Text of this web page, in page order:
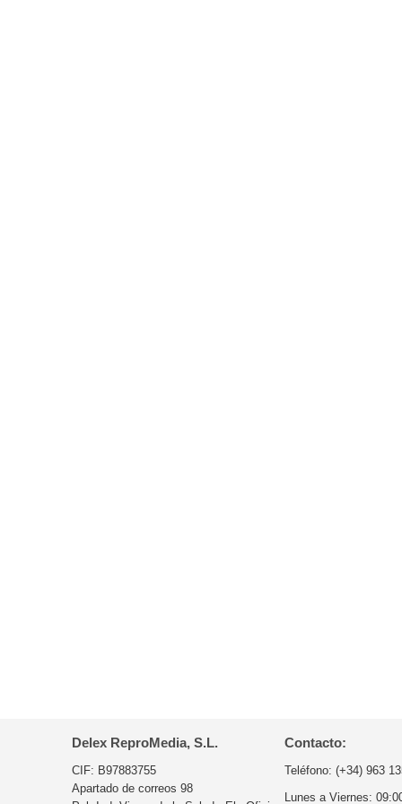
Delex ReproMedia, S.L.
CIF: B97883755
Apartado de correos 98
Contacto:
Teléfono: (+34) 963
Lunes a Viernes: